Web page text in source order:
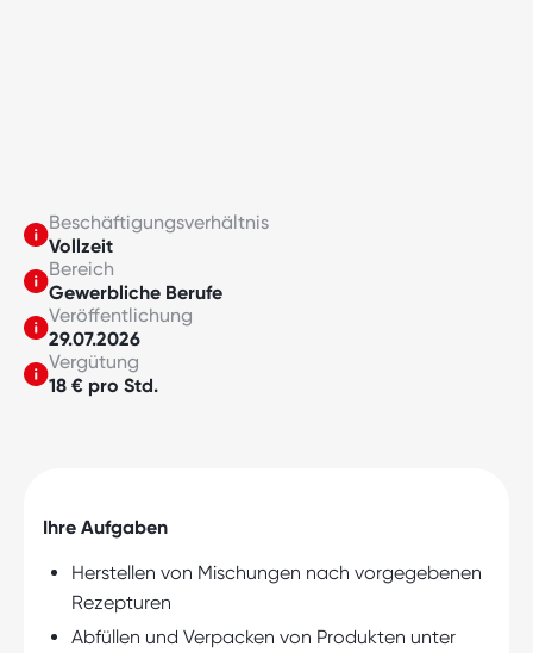
Beschäftigungsverhältnis
Vollzeit
Bereich
Gewerbliche Berufe
Veröffentlichung
29.07.2026
Vergütung
18 € pro Std.
Ihre Aufgaben
Herstellen von Mischungen nach vorgegebenen
Rezepturen
Abfüllen und Verpacken von Produkten unter